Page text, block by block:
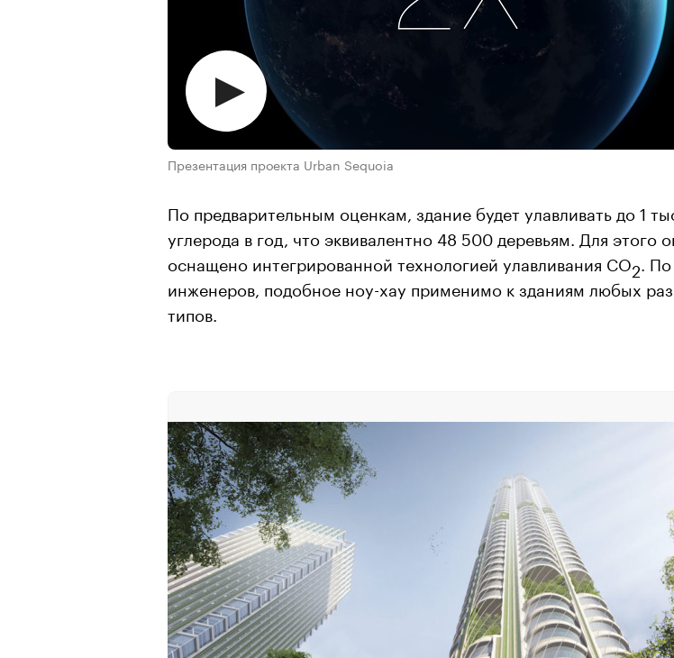
Презентация проекта Urban Sequoia
По предварительным оценкам, здание будет улавливать до 1
углерода в год, что эквивалентно 48 500 деревьям. Для этого
оснащено интегрированной технологией улавливания СО2 .
инженеров, подобное ноу-хау применимо к зданиям любых
типов.
00:00 / 00:00